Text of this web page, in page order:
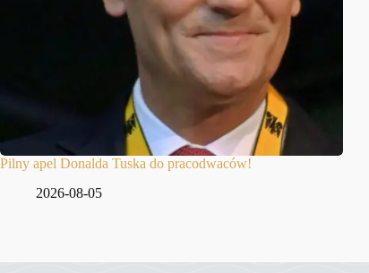
Pilny apel Donalda Tuska do pracodwaców!
2026-08-05